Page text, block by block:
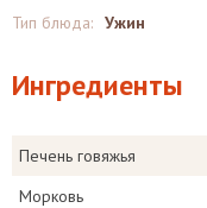
Тип блюда: Ужин
Ингредиенты
Печень говяжья
Морковь